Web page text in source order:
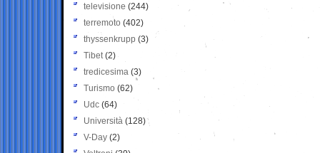
televisione(244)
terremoto (402)
thyssenkrupp (3)
Tibet(2)
tredicesima (3)
Turismo (62)
Udc (64)
Università (128)
V-Day (2)